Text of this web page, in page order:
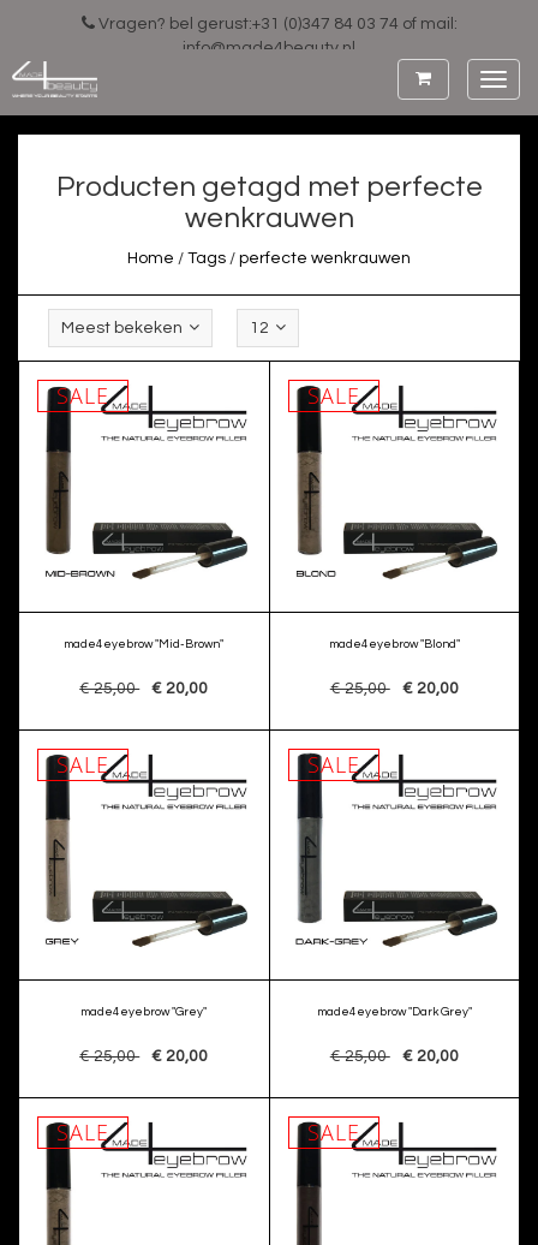
Vragen? bel gerust:+31 (0)347 84 03 74 of mail:
info@made4beauty.nl
Producten getagd met perfecte
wenkrauwen
Home / Tags / perfecte wenkrauwen
Meest bekeken 12
SALE
made4eyebrow "Mid-Brown"
€ 25,00 € 20,00
SALE
made4eyebrow "Blond"
€ 25,00 € 20,00
SALE
made4eyebrow "Grey"
€ 25,00 € 20,00
SALE
made4eyebrow "Dark Grey"
€ 25,00 € 20,00
SALE SALE